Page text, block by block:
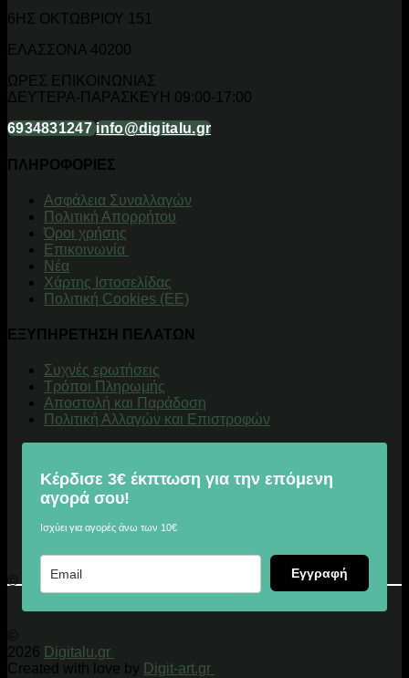
6ΗΣ ΟΚΤΩΒΡΙΟΥ 151
ΕΛΑΣΣΟΝΑ 40200
ΩΡΕΣ ΕΠΙΚΟΙΝΩΝΙΑΣ
ΔΕΥΤΕΡΑ-ΠΑΡΑΣΚΕΥΗ 09:00-17:00
6934831247 info@digitalu.gr
ΠΛΗΡΟΦΟΡΙΕΣ
Aσφάλεια Συναλλαγών
Πολιτική Απορρήτου
Όροι χρήσης
Επικοινωνία
Νέα
Χάρτης Ιστοσελίδας
Πολιτική Cookies (ΕΕ)
ΕΞΥΠΗΡΕΤΗΣΗ ΠΕΛΑΤΩΝ
Συχνές ερωτήσεις
Τρόποι Πληρωμής
Αποστολή και Παράδοση
Πολιτική Αλλαγών και Επιστροφών
Κέρδισε 3€ έκπτωση για την επόμενη
αγορά σου!
Ισχύει για αγορές άνω των 10€
Εγγραφή
© 2026 Digitalu.gr
©
2026 Digitalu.gr
Created with love by Digit-art.gr